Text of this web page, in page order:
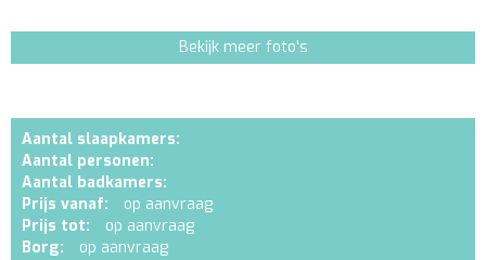
Bekijk meer foto's
Aantal slaapkamers:
Aantal personen:
Aantal badkamers:
Prijs vanaf:
op aanvraag
Prijs tot:
op aanvraag
Borg:
op aanvraag